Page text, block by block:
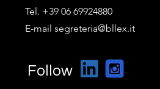
Tel. +39 06 69924880
E-mail segreteria@bllex.it
Follow